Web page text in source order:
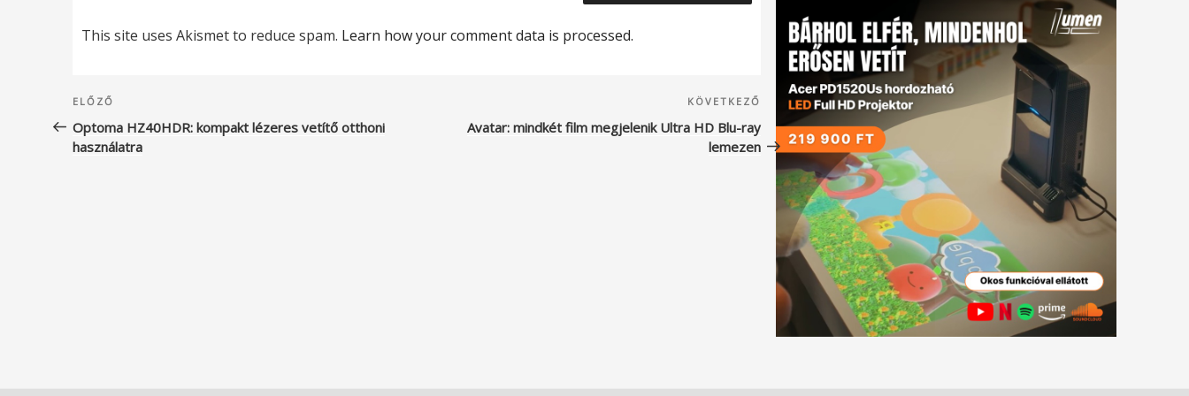
This site uses Akismet to reduce spam. Learn how your comment data is processed.
Bejegyzés
navigáció
Korábbi
bejegyzés
ELŐZŐ
Optoma HZ40HDR: kompakt lézeres vetítő otthoni
használatra
Következő
bejegyzés
KÖVETKEZŐ
Avatar: mindkét film megjelenik Ultra HD Blu-ray
lemezen